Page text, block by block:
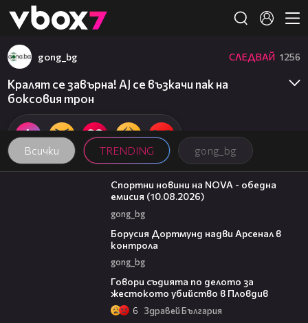
👾
Всички TRENDING gong_bg
gong_bg СЛЕДВАЙ 1256
Кралят се завърна! AJ се възкачи пак на
боксовия трон
04:48
Спортни новини на NOVA - обедна
емисия (10.08.2026)
gong_bg
Борусия Дортмунд надви Арсенал в
контрола
gong_bg
Говори съдията по делото за
жестокото убийство в Пловдив
6 Здравей България